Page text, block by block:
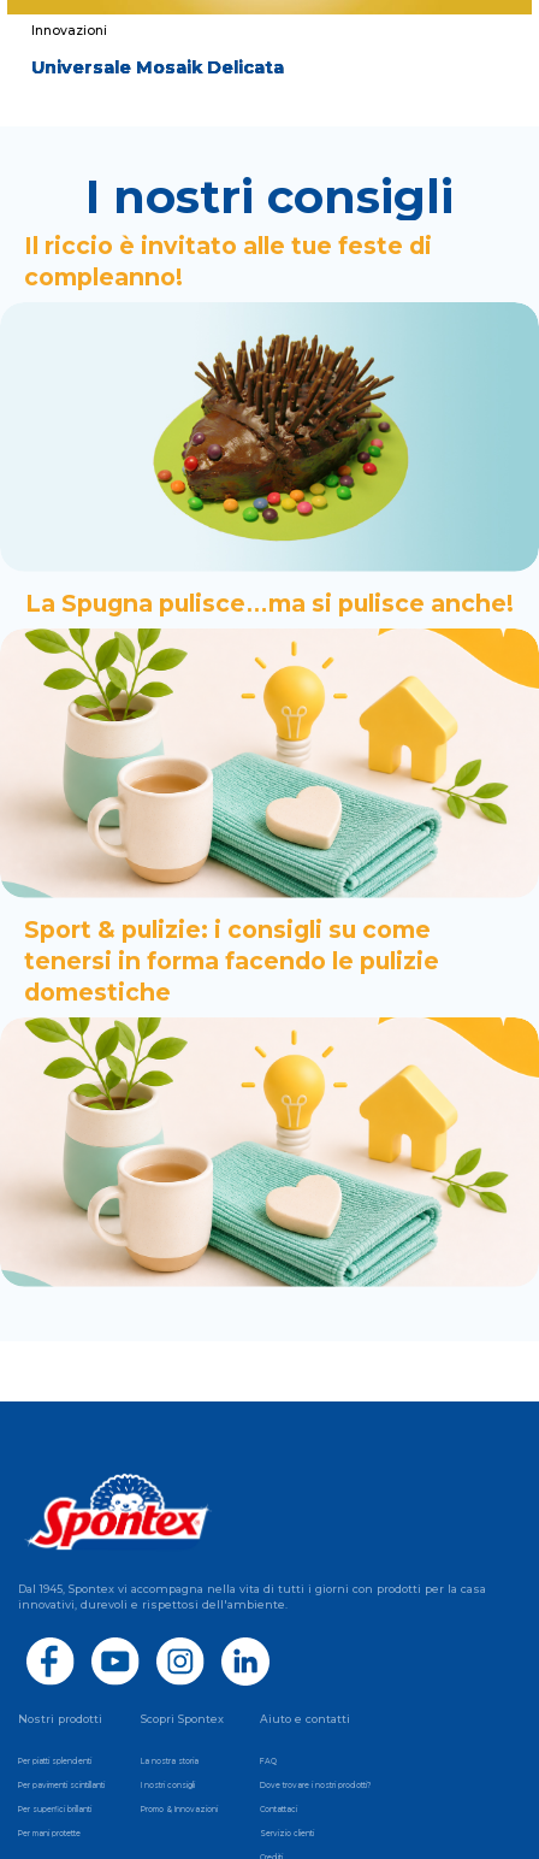
Innovazioni
Universale Mosaik Delicata
I nostri consigli
Il riccio è invitato alle tue feste di
compleanno!
La Spugna pulisce…ma si pulisce anche!
Sport & pulizie: i consigli su come
tenersi in forma facendo le pulizie
domestiche
Dal 1945, Spontex vi accompagna nella vita di tutti i giorni con prodotti per la casa
innovativi, durevoli e rispettosi dell'ambiente.
Nostri prodotti
Per piatti splendenti
Per pavimenti scintillanti
Per superfici brillanti
Per mani protette
Scopri Spontex
La nostra storia
I nostri consigli
Promo & Innovazioni
Aiuto e contatti
FAQ
Dove trovare i nostri prodotti?
Contattaci
Servizio clienti